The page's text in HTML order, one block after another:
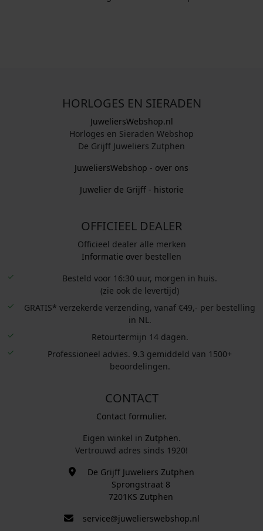
HORLOGES EN SIERADEN
JuweliersWebshop.nl
Horloges en Sieraden Webshop
De Grijff Juweliers Zutphen
JuweliersWebshop - over ons
Juwelier de Grijff - historie
OFFICIEEL DEALER
Officieel dealer alle merken
Informatie over bestellen
Besteld voor 16:30 uur, morgen in huis.
(zie ook de levertijd)
GRATIS* verzekerde verzending, vanaf €49,- per bestelling
in NL.
Retourtermijn 14 dagen.
Professioneel advies. 9.3 gemiddeld van 1500+
beoordelingen.
CONTACT
Contact formulier.
Eigen winkel in Zutphen.
Vertrouwd adres sinds 1920!
De Grijff Juweliers Zutphen
Sprongstraat 8
7201KS Zutphen
service@juwelierswebshop.nl